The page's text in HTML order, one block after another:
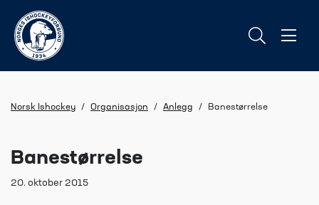
Norsk Ishockey / Organisasjon / Anlegg / Banestørrelse
Banestørrelse
20. oktober 2015